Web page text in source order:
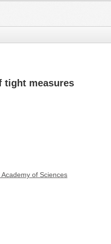
tight measures
of Sciences